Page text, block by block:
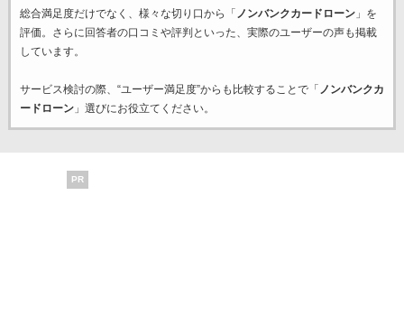
総合満足度だけでなく、様々な切り口から「 ノンバンクカードローン」を
評価。さらに回答者の口コミや評判といった、実際のユーザーの声も掲載
しています。
サービス検討の際、“ユーザー満足度”からも比較することで「 ノンバンクカ
ードローン」選びにお役立てください。
PR